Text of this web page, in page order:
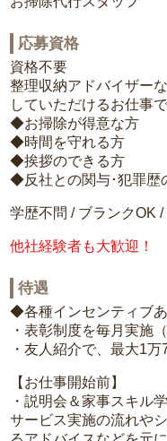
応募資格
資格不要
整理収納アドバイザー
していただけるお仕事で
◆お掃除が得意な方
◆時間を守れる方
◆挨拶のできる方
◆反社との関与･犯罪歴
学歴不問 / ブランクOK
他社経験者も大歓迎！
待遇
◆各種インセンティブあ
・表彰制度を毎月実施
・友人紹介で、最大1
【お仕事開始前】
・説明会＆家事スキル
サービス実施の流れや